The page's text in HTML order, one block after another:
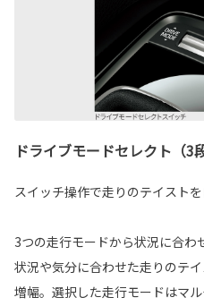
ドライブモードセレクト（3
スイッチ操作で走りのテイストを
3つの走行モードから状況に合わ
状況や気分に合わせた走りのテ
増幅。選択した走行モードはマ